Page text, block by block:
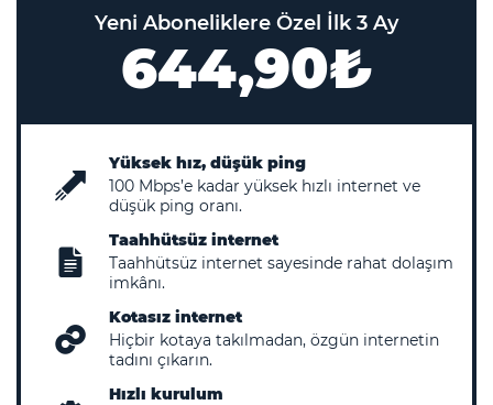
Yeni Aboneliklere Özel İlk 3 Ay
644,90₺
Yüksek hız, düşük ping
100 Mbps’e kadar yüksek hızlı internet ve
düşük ping oranı.
Taahhütsüz internet
Taahhütsüz internet sayesinde rahat dolaşım
imkânı.
Kotasız internet
Hiçbir kotaya takılmadan, özgün internetin
tadını çıkarın.
Hızlı kurulum